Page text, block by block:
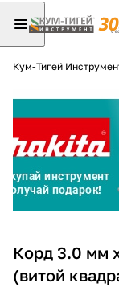
Кум-Тигей
Корд 3.0 мм
(витой
Разбейте
оплату
без
График